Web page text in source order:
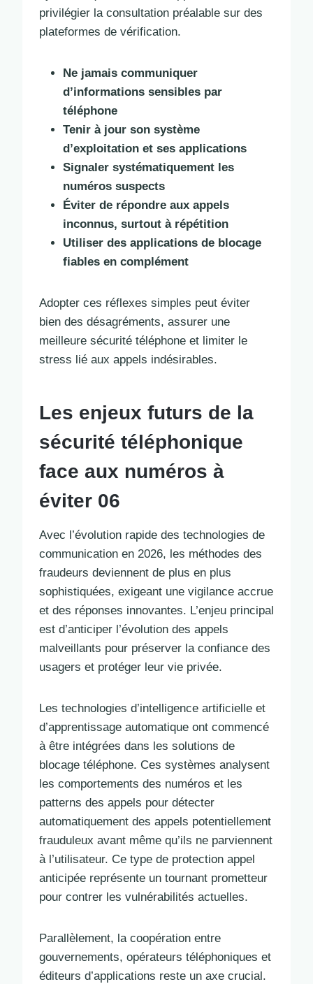
privilégier la consultation préalable sur des
plateformes de vérification.
Ne jamais communiquer
d’informations sensibles par
téléphone
Tenir à jour son système
d’exploitation et ses applications
Signaler systématiquement les
numéros suspects
Éviter de répondre aux appels
inconnus, surtout à répétition
Utiliser des applications de blocage
fiables en complément
Adopter ces réflexes simples peut éviter
bien des désagréments, assurer une
meilleure sécurité téléphone et limiter le
stress lié aux appels indésirables.
Les enjeux futurs de la
sécurité téléphonique
face aux numéros à
éviter 06
Avec l’évolution rapide des technologies de
communication en 2026, les méthodes des
fraudeurs deviennent de plus en plus
sophistiquées, exigeant une vigilance accrue
et des réponses innovantes. L’enjeu principal
est d’anticiper l’évolution des appels
malveillants pour préserver la confiance des
usagers et protéger leur vie privée.
Les technologies d’intelligence artificielle et
d’apprentissage automatique ont commencé
à être intégrées dans les solutions de
blocage téléphone. Ces systèmes analysent
les comportements des numéros et les
patterns des appels pour détecter
automatiquement des appels potentiellement
frauduleux avant même qu’ils ne parviennent
à l’utilisateur. Ce type de protection appel
anticipée représente un tournant prometteur
pour contrer les vulnérabilités actuelles.
Parallèlement, la coopération entre
gouvernements, opérateurs téléphoniques et
éditeurs d’applications reste un axe crucial.